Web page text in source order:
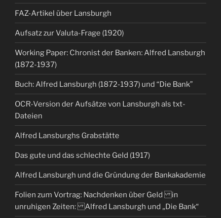
FAZ-Artikel über Lansburgh
Aufsatz zur Valuta-Frage (1920)
Working Paper: Chronist der Banken: Alfred Lansburgh
(1872-1937)
Buch: Alfred Lansburgh (1872-1937) und “Die Bank”
OCR-Version der Aufsätze von Lansburgh als txt-
Dateien
Alfred Lansburghs Grabstätte
Das gute und das schlechte Geld (1917)
Alfred Lansburgh und die Gründung der Bankakademie
Folien zum Vortrag: Nachdenken über Geld in
unruhigen Zeiten: Alfred Lansburgh und „Die Bank“